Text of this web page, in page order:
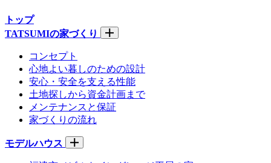
トップ
TATSUMIの家づくり
コンセプト
心地よい暮しのための設計
安心・安全を支える性能
土地探しから資金計画まで
メンテナンスと保証
家づくりの流れ
モデルハウス